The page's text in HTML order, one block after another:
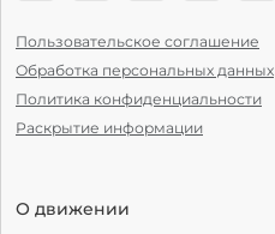
Пользовательское соглашение
Обработка персональных данных
Политика конфиденциальности
Раскрытие информации
О движении